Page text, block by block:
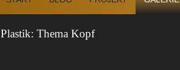
Plastik: Thema Kopf